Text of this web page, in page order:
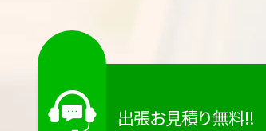
出張お見積り無料!!